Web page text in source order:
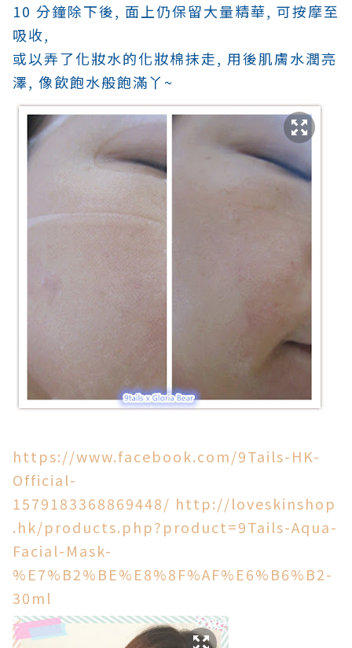
10 分鐘除下後, 面上仍保留大量精華, 可按摩至
吸收,
或以弄了化妝水的化妝棉抹走, 用後肌膚水潤亮
澤, 像飲飽水般飽滿丫~
https://www.facebook.com/9Tails-HK-
Official-
1579183368869448/ http://loveskinshop
.hk/products.php?product=9Tails-Aqua-
Facial-Mask-
%E7%B2%BE%E8%8F%AF%E6%B6%B2-
30ml